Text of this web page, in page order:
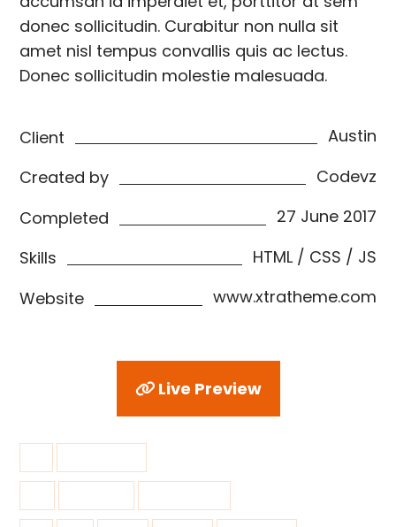
donec sollicitudin. Curabitur non nulla sit
amet nisl tempus convallis quis ac lectus.
Donec sollicitudin molestie malesuada.
Client
Austin
Created by
Codevz
Completed
27 June 2017
Skills
HTML / CSS / JS
Website
www.xtratheme.com
Live Preview